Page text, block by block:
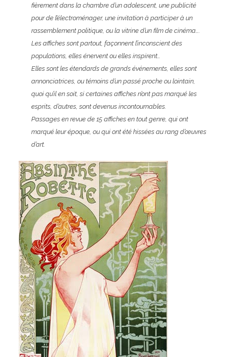
fièrement dans la chambre d’un adolescent, une publicité
pour de l’électroménager, une invitation à participer à un
rassemblement politique, ou la vitrine d’un film de cinéma….
Les affiches sont partout, façonnent l’inconscient des
populations, elles énervent ou elles inspirent…
Elles sont les étendards de grands événements, elles sont
annonciatrices, ou témoins d’un passé proche ou lointain,
quoi qu’il en soit, si certaines affiches n’ont pas marqué les
esprits, d’autres, sont devenus incontournables.
Passages en revue de 15 affiches en tout genre, qui ont
marqué leur époque, ou qui ont été hissées au rang d’œuvres
d’art.